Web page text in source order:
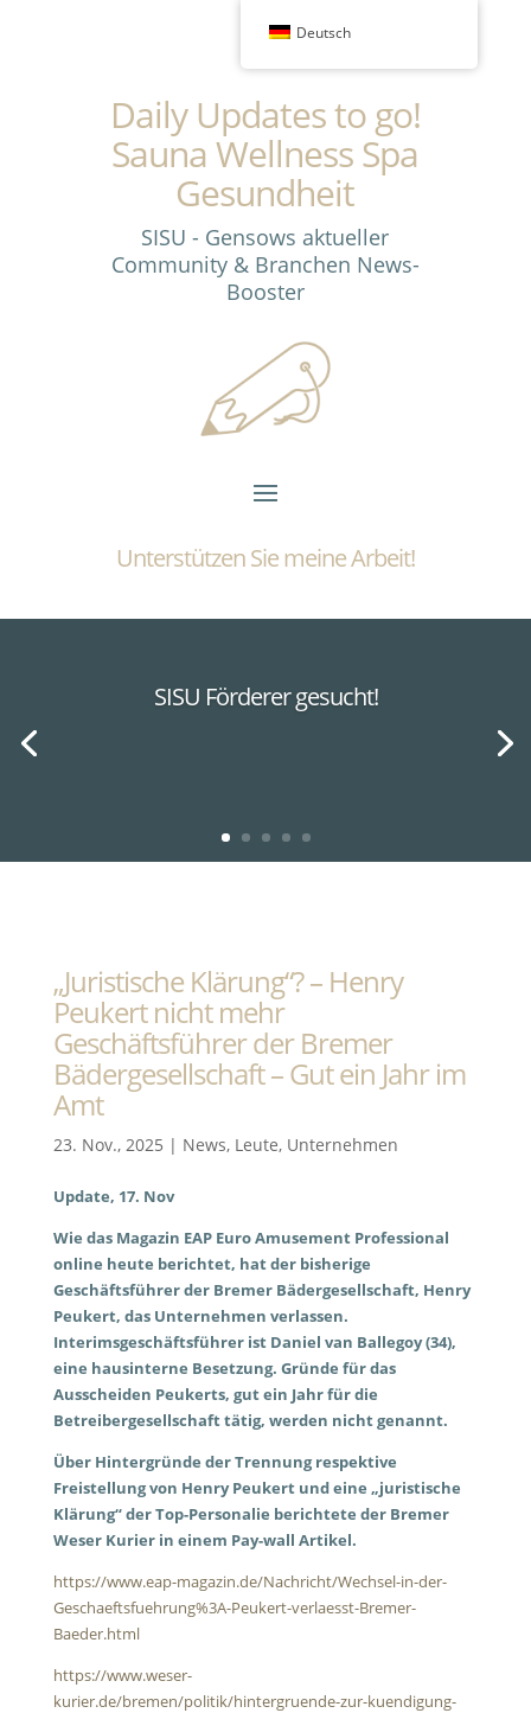
Daily Updates to go!
Sauna Wellness Spa
Gesundheit
SISU - Gensows aktueller
Community & Branchen News-
Booster
Unterstützen Sie meine Arbeit!
SISU Förderer gesucht!
„Juristische Klärung“? – Henry
Peukert nicht mehr
Geschäftsführer der Bremer
Bädergesellschaft – Gut ein Jahr im
Amt
23. Nov., 2025 | News, Leute, Unternehmen
Update, 17. Nov
Wie das Magazin EAP Euro Amusement Professional
online heute berichtet, hat der bisherige
Geschäftsführer der Bremer Bädergesellschaft, Henry
Peukert, das Unternehmen verlassen.
Interimsgeschäftsführer ist Daniel van Ballegoy (34),
eine hausinterne Besetzung. Gründe für das
Ausscheiden Peukerts, gut ein Jahr für die
Betreibergesellschaft tätig, werden nicht genannt.
Über Hintergründe der Trennung respektive
Freistellung von Henry Peukert und eine „juristische
Klärung“ der Top-Personalie berichtete der Bremer
Weser Kurier in einem Pay-wall Artikel.
https://www.eap-magazin.de/Nachricht/Wechsel-in-der-
Geschaeftsfuehrung%3A-Peukert-verlaesst-Bremer-
Baeder.html
https://www.weser-
kurier.de/bremen/politik/hintergruende-zur-kuendigung-
Deutsch